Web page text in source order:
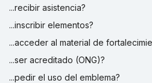
...recibir asistencia?
...inscribir elementos?
...acceder al material de
...ser acreditado (ONG)?
...pedir el uso del emblema?